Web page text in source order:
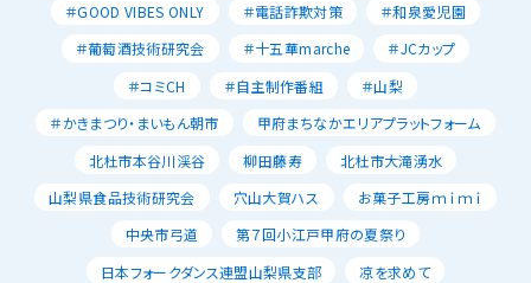
＃GOOD VIBES ONLY
＃電話詐欺対策
＃和泉愛児園
＃葡萄酒技術研究会
＃十五華marche
＃JCカップ
＃コミCH
＃自主制作番組
＃山梨
＃かきまつり・まいもん朝市
甲府まちなかエリアプラットフォーム
北杜市本谷川渓谷
柳田藤寿
北杜市大滝湧水
山梨県食品技術研究会
穴山大賀ハス
お菓子工房ｍｉｍｉ
中央市弓道
第７回小江戸甲府の夏祭り
日本フォークダンス連盟山梨県支部
凉を求めて